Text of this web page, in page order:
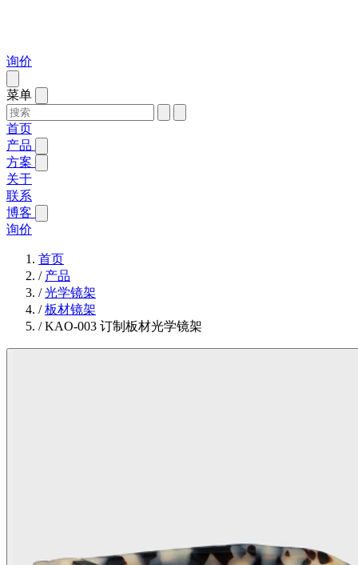
询价
菜单
首页
产品
方案
关于
联系
博客
询价
首页
/ 产品
/光学镜架
/板材镜架
/KAO-003 订制板材光学镜架